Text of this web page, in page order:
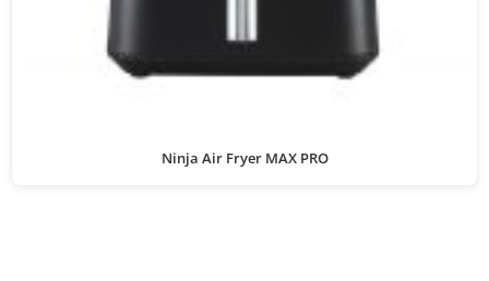
Ninja Air Fryer MAX PRO